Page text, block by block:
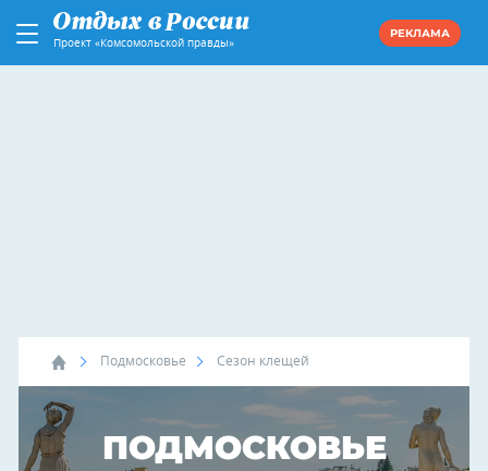
Проект «Комсомольской правды»
РЕКЛАМА
Подмосковье Сезон клещей
ПОДМОСКОВЬЕ